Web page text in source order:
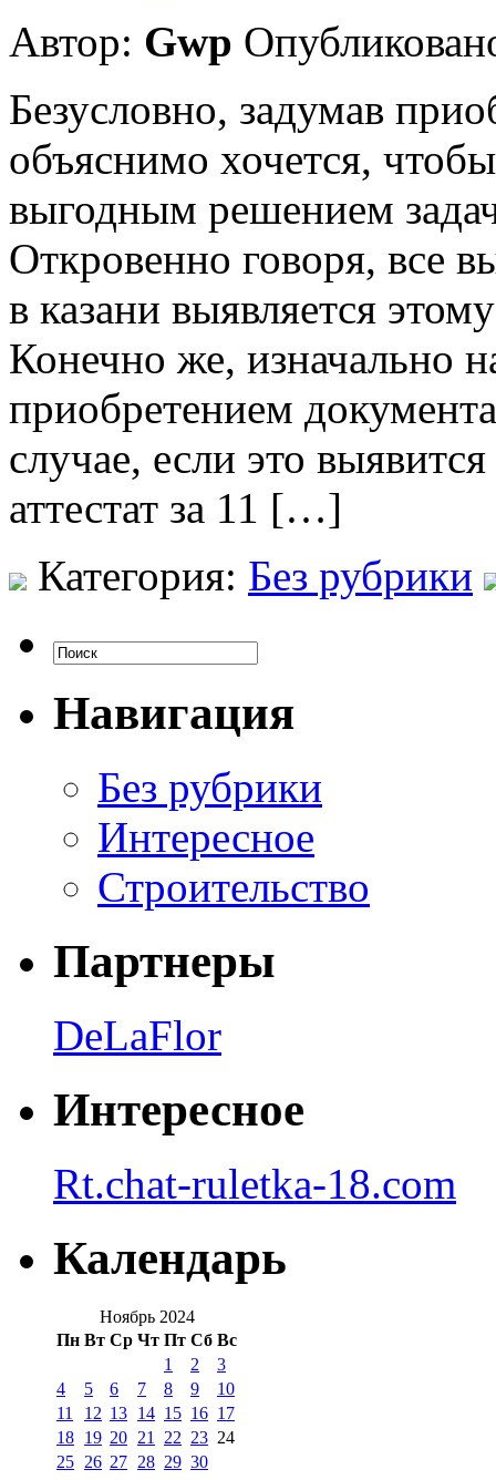
Автор: Gwp
Безусловно, задумав
объяснимо хочется,
выгодным решением
Откровенно говоря, все
в казани выявляется
Конечно же, изначально
приобретением
случае, если это
аттестат за 11 […]
Категория: Без рубрики
Навигация
Без рубрики
Интересное
Строительство
Партнеры
DeLaFlor
Интересное
Rt.chat-ruletka-18.com
Календарь
Ноябрь 2024
Пн Вт Ср Чт Пт Сб Вс
1 2
3
4
5 6 7 8 9
10
11
12 13 14 15 16 17
18 19 20 21 22 23 24
25 26 27 28 29 30